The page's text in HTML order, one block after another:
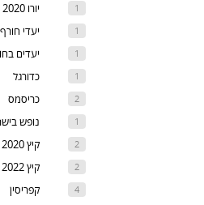
יורו 2020
יעדי חורף
יעדים
כדורגל
כריסמס
נופש
קיץ 2020
קיץ 2022
קפריסין
1
1
1
1
2
1
2
2
4